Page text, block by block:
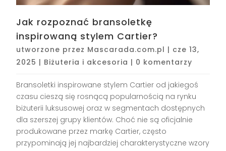
Jak rozpoznać bransoletkę
inspirowaną stylem Cartier?
utworzone przez Mascarada.com.pl | cze 13,
2025 | Biżuteria i akcesoria | 0 komentarzy
Bransoletki inspirowane stylem Cartier od jakiegoś
czasu cieszą się rosnącą popularnością na rynku
biżuterii luksusowej oraz w segmentach dostępnych
dla szerszej grupy klientów. Choć nie są oficjalnie
produkowane przez markę Cartier, często
przypominają jej najbardziej charakterystyczne wzory